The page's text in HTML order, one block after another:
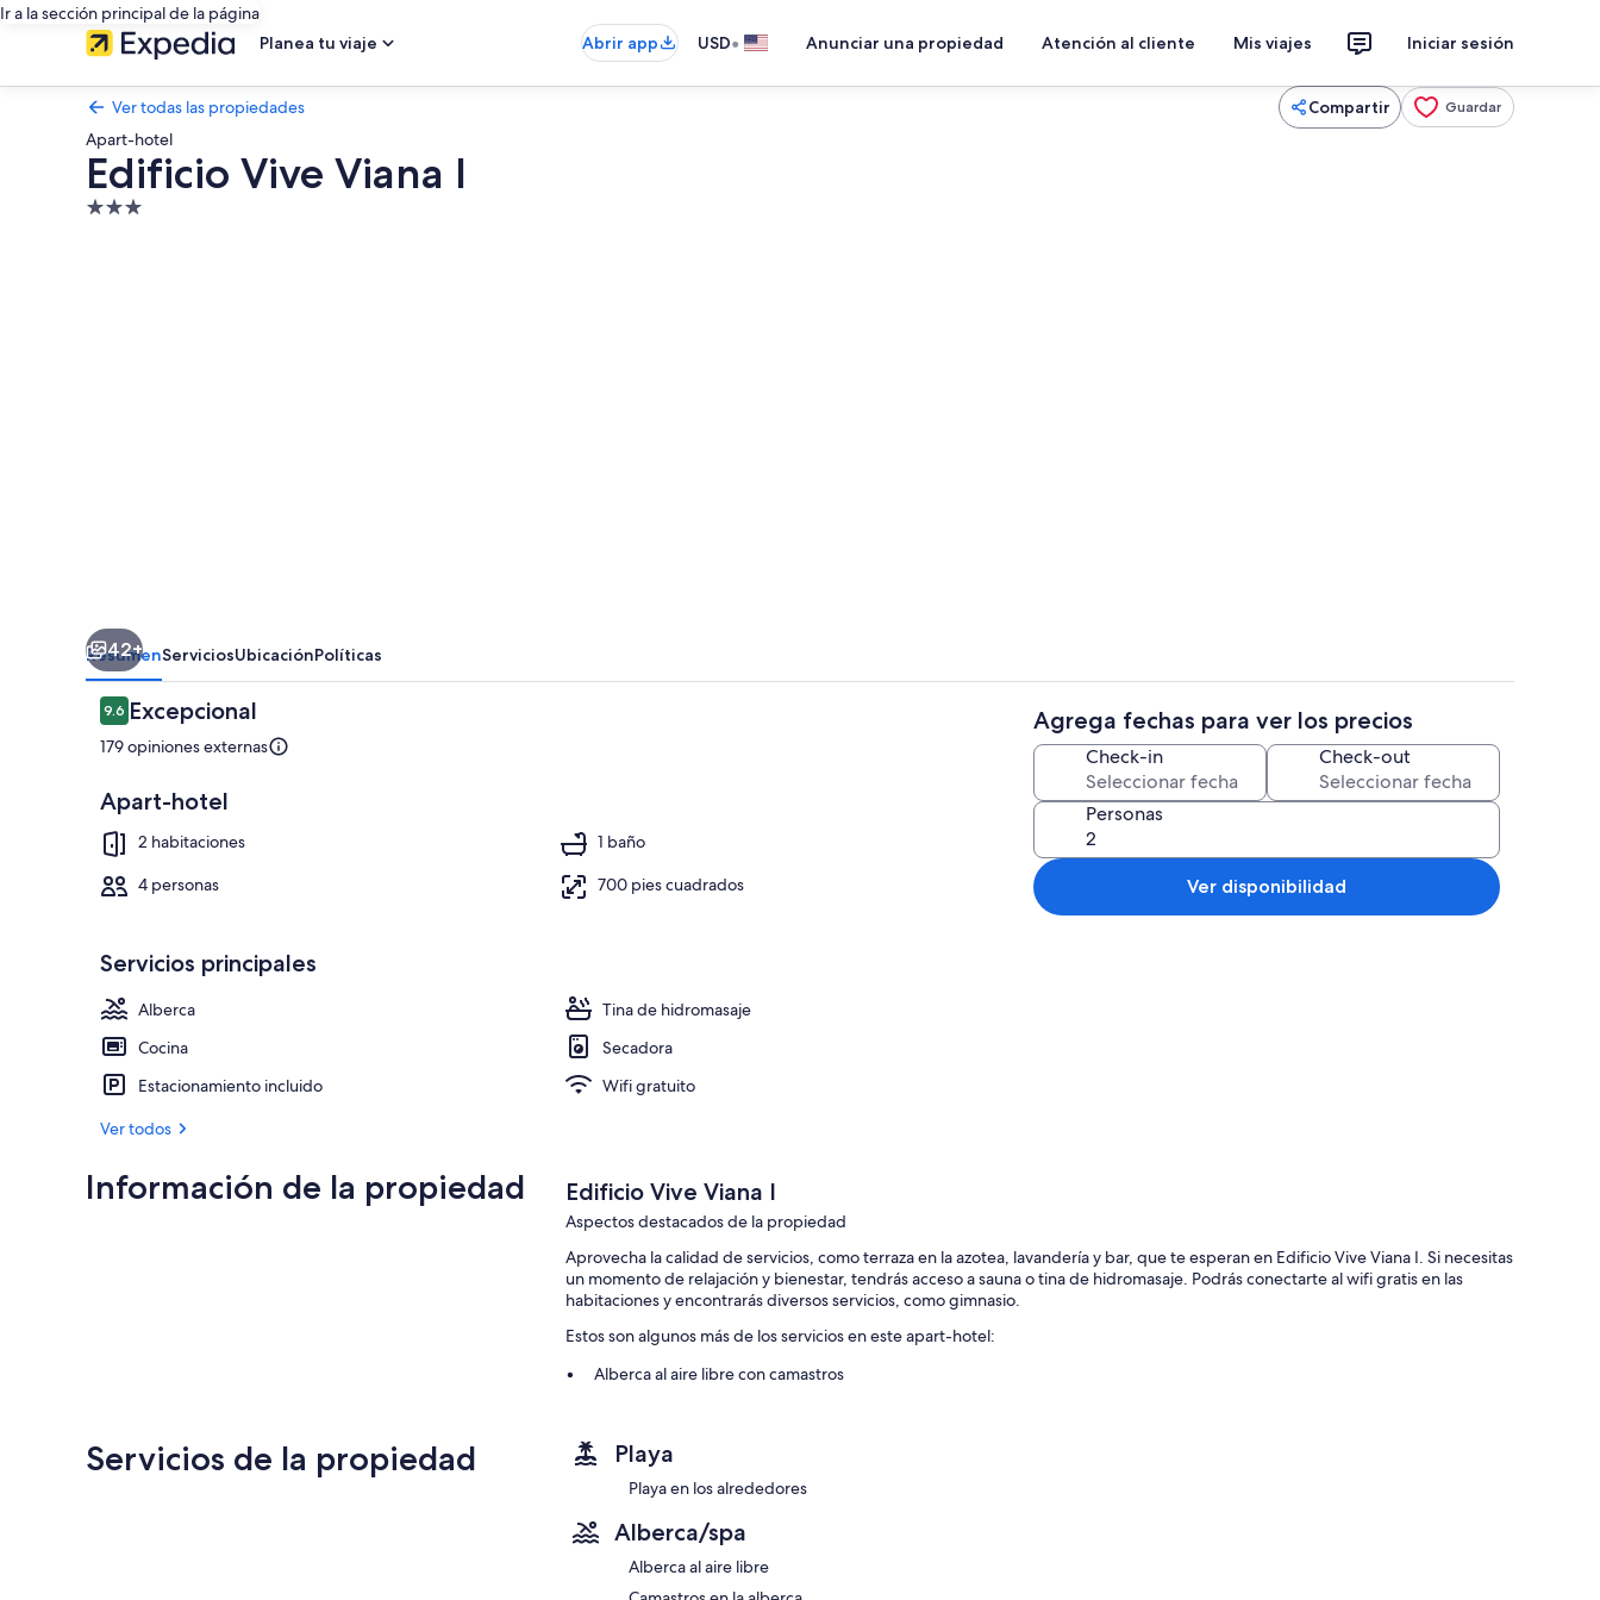
Ir a la sección principal de la página
Planea tu viaje
Abrir app USD• Anunciar una propiedad Atención al cliente Mis viajes Iniciar sesión
Ver todas las propiedades Compartir Guardar
Apart-hotel
Edificio Vive Viana I
Propiedad
Sala de estar en el lobby Alberca al aire libre y camastros
42+
ResumenServiciosUbicaciónPolíticas
Opiniones
9.69.6 de 10,
Excepcional
179 opiniones externas
Apart-hotel
2 habitaciones
1 baño
4 personas
700 pies cuadrados
Servicios principales
Alberca
Tina de hidromasaje
Cocina
Secadora
Estacionamiento incluido
Wifi gratuito
Ver todos
Agrega fechas para ver los precios
Check-in Check-out
Personas
Ver disponibilidad
Información de la propiedad Edificio Vive Viana I
Aspectos destacados de la propiedad
Aprovecha la calidad de servicios, como terraza en la azotea, lavandería y bar, que te esperan en Edificio Vive Viana I. Si necesitas
un momento de relajación y bienestar, tendrás acceso a sauna o tina de hidromasaje. Podrás conectarte al wifi gratis en las
habitaciones y encontrarás diversos servicios, como gimnasio.
Estos son algunos más de los servicios en este apart-hotel:
Alberca al aire libre con camastros
Asadores y servicio de concierge
Todas las habitaciones de Edificio Vive Viana I ofrecen amenidades que incluyen ropa de cama de alta calidad y balcón
amueblado, además de algunos detalles adicionales, como wifi gratis y área de comedor independiente.
Servicios de la propiedad Playa
Playa en los alrededores
Alberca/spa
Alberca al aire libre